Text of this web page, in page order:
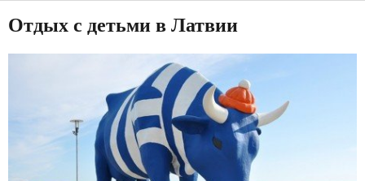
Отдых с детьми в Латвии